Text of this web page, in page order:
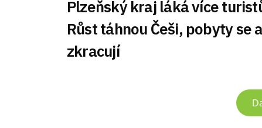
Plzeňský kraj láká více
Růst táhnou Češi, pobyty se
zkracují